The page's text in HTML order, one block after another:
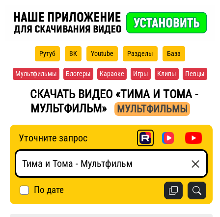
Рутуб ВК Youtube Разделы База
Мультфильмы Блогеры Караоке Игры Клипы Певцы
СКАЧАТЬ ВИДЕО «ТИМА И ТОМА -
МУЛЬТФИЛЬМ»
МУЛЬТФИЛЬМЫ
Уточните запрос
По дате